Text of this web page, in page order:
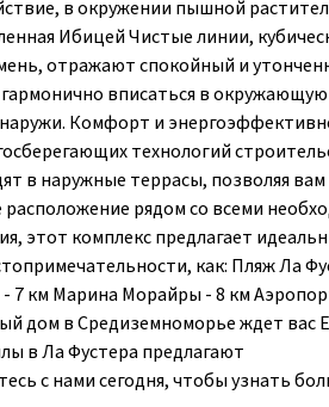
в окружении пышной
Ибицей Чистые линии,
отражают спокойный и
вписаться в окружающую
Комфорт и
технологий
в наружные террасы, позволяя вам
расположение рядом со всеми
этот комплекс предлагает
как: Пляж Ла
7 км Марина Морайры - 8 км
дом в Средиземноморье ждет вас
в Ла Фустера предлагают
с нами сегодня, чтобы узнать